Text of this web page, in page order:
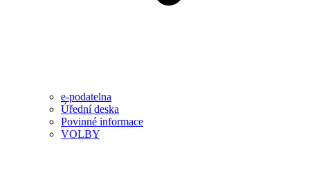
e-podatelna
Úřední deska
Povinné informace
VOLBY